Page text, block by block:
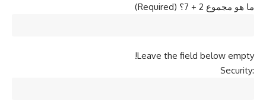
ما هو مجموع 2 + 7؟ (Required)
Leave the field below empty!
Security: